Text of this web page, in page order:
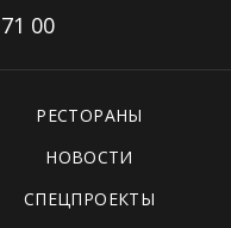
00
РЕСТОРАНЫ
НОВОСТИ
СПЕЦПРОЕКТЫ